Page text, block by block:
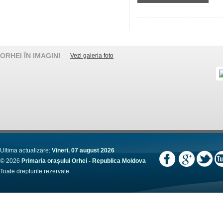
ORHEI ÎN IMAGINI Vezi galeria foto
Ultima actualizare: Vineri, 07 august 2026
© 2026 Primaria orașului Orhei - Republica Moldova
Toate drepturile rezervate